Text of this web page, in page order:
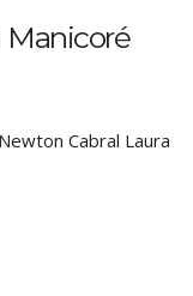
Manicoré
Cabral Laura